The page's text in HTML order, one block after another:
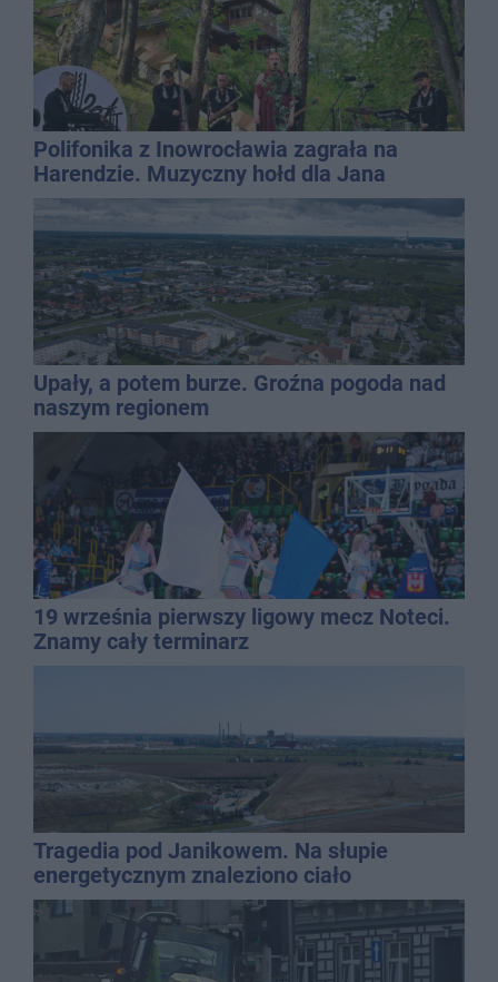
Polifonika z Inowrocławia zagrała na
Harendzie. Muzyczny hołd dla Jana
Kasprowicza
Upały, a potem burze. Groźna pogoda nad
naszym regionem
19 września pierwszy ligowy mecz Noteci.
Znamy cały terminarz
Tragedia pod Janikowem. Na słupie
energetycznym znaleziono ciało
mężczyzny